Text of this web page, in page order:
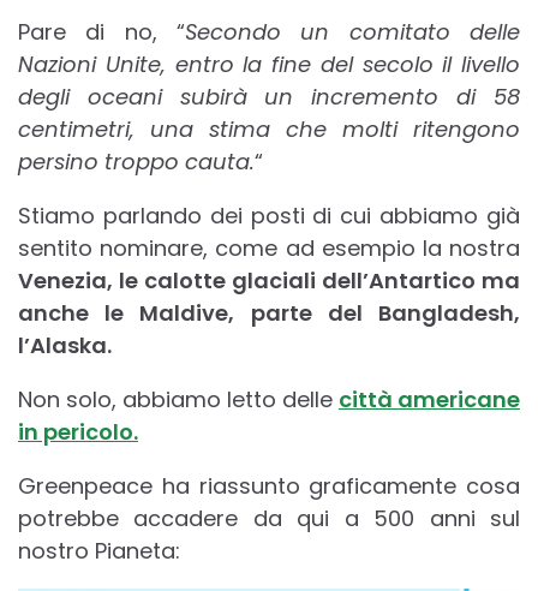
Pare di no, “Secondo un comitato delle
Nazioni Unite, entro la fine del secolo il livello
degli oceani subirà un incremento di 58
centimetri, una stima che molti ritengono
persino troppo cauta.“
Stiamo parlando dei posti di cui abbiamo già
sentito nominare, come ad esempio la nostra
Venezia, le calotte glaciali dell’Antartico ma
anche le Maldive, parte del Bangladesh,
l’Alaska.
Non solo, abbiamo letto delle città americane
in pericolo.
Greenpeace ha riassunto graficamente cosa
potrebbe accadere da qui a 500 anni sul
nostro Pianeta: